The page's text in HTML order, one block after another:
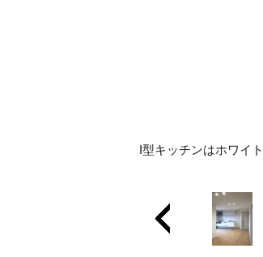
I型キッチンはホワイ